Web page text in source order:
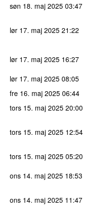
søn 18. maj 2025 03:47
lør 17. maj 2025 21:22
lør 17. maj 2025 16:27
lør 17. maj 2025 08:05
fre 16. maj 2025 06:44
tors 15. maj 2025 20:00
tors 15. maj 2025 12:54
tors 15. maj 2025 05:20
ons 14. maj 2025 18:53
ons 14. maj 2025 11:47